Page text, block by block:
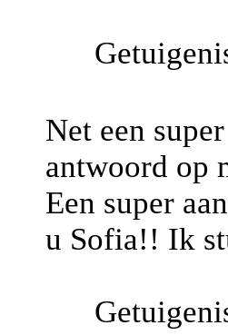
Net een
antwoord op
Een super
u Sofia!! Ik